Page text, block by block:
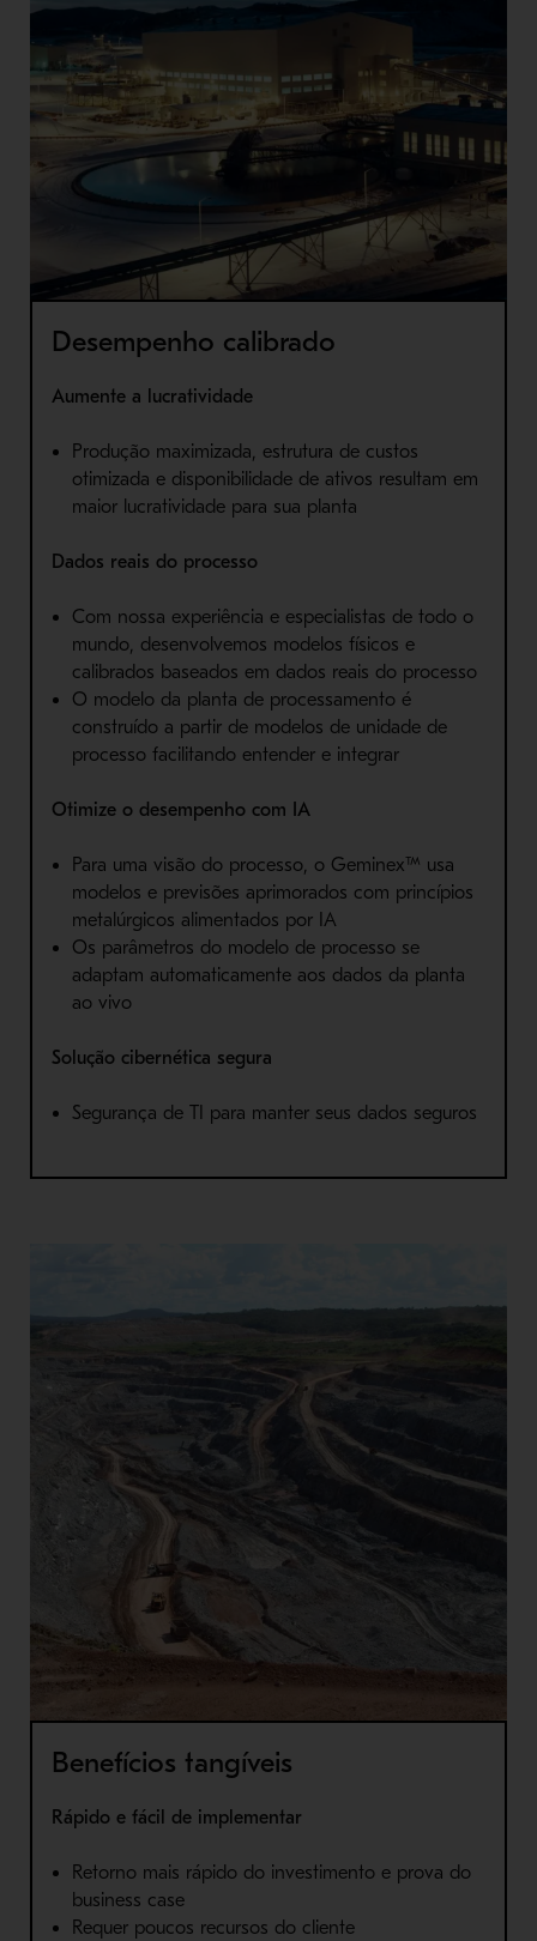
Desempenho calibrado
Aumente a lucratividade
Produção maximizada, estrutura de custos
otimizada e disponibilidade de ativos resultam em
maior lucratividade para sua planta
Dados reais do processo
Com nossa experiência e especialistas de todo o
mundo, desenvolvemos modelos físicos e
calibrados baseados em dados reais do processo
O modelo da planta de processamento é
construído a partir de modelos de unidade de
processo facilitando entender e integrar
Otimize o desempenho com IA
Para uma visão do processo, o Geminex™ usa
modelos e previsões aprimorados com princípios
metalúrgicos alimentados por IA
Os parâmetros do modelo de processo se
adaptam automaticamente aos dados da planta
ao vivo
Solução cibernética segura
Segurança de TI para manter seus dados seguros
Benefícios tangíveis
Rápido e fácil de implementar
Retorno mais rápido do investimento e prova do
business case
Requer poucos recursos do cliente